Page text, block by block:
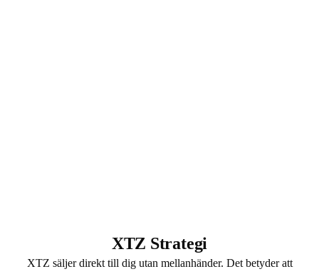
XTZ Strategi
XTZ säljer direkt till dig utan mellanhänder. Det betyder att